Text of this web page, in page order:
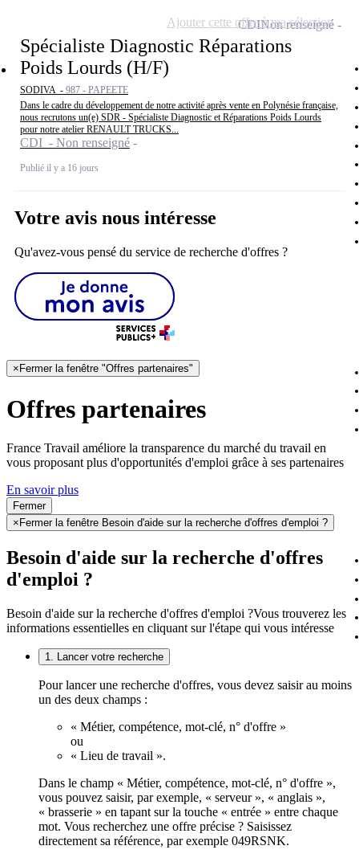
Spécialiste Diagnostic Réparations
Poids Lourds (H/F)
SODIVA - 987 - PAPEETE
Dans le cadre du développement de notre activité après vente en Polynésie française,
nous recrutons un(e) SDR - Spécialiste Diagnostic et Réparations Poids Lourds
pour notre atelier RENAULT TRUCKS...
CDI - Non renseigné
Publié il y a 16 jours
CDINon renseigné
Ajouter cette offre à ma sélection
Votre avis nous intéresse
Qu'avez-vous pensé du service de recherche d'offres ?
× Fermer la fenêtre "Offres partenaires"
Offres partenaires
France Travail améliore la transparence du marché du travail en
vous proposant plus d'opportunités d'emploi grâce à ses partenaires
En savoir plus
Fermer
× Fermer la fenêtre Besoin d'aide sur la recherche d'offres d'emploi ?
Besoin d'aide sur la recherche d'offres
d'emploi ?
Besoin d'aide sur la recherche d'offres d'emploi ?Vous trouverez les
informations essentielles en cliquant sur l'étape qui vous intéresse
1. Lancer votre recherche
Pour lancer une recherche d'offres, vous devez saisir au moins
un des deux champs :
« Métier, compétence, mot-clé, n° d'offre »
ou
« Lieu de travail ».
Dans le champ « Métier, compétence, mot-clé, n° d'offre »,
vous pouvez saisir, par exemple, « serveur », « anglais »,
« brasserie » en tapant sur la touche « entrée » entre chaque
mot. Vous recherchez une offre précise ? Saisissez
directement sa référence, par exemple 049RSNK.